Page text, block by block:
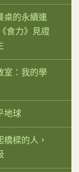
桌的永續連
食力》見證
室：我的學
地球
樑的人，